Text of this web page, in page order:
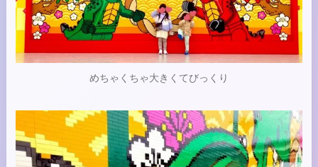
めちゃくちゃ大きくてびっくり